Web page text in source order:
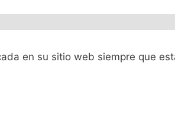
en su sitio web siempre que